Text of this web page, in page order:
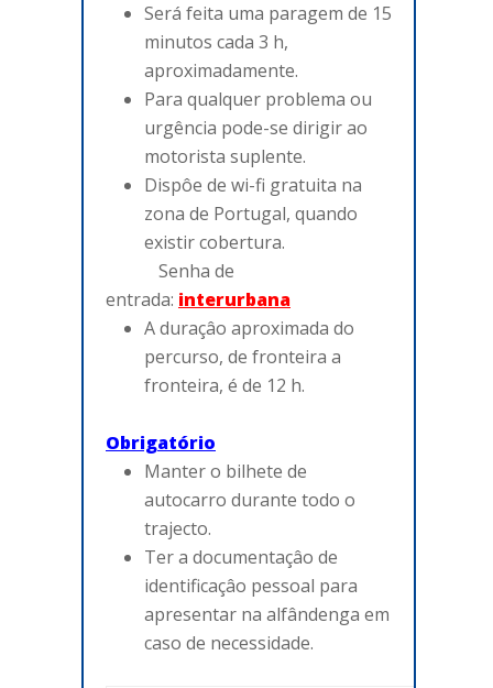
Será feita uma paragem de 15
minutos cada 3 h,
aproximadamente.
Para qualquer problema ou
urgência pode-se dirigir ao
motorista suplente.
Dispôe de wi-fi gratuita na
zona de Portugal, quando
existir cobertura.
Senha de
entrada: interurbana
A duraçâo aproximada do
percurso, de fronteira a
fronteira, é de 12 h.
Obrigatório
Manter o bilhete de
autocarro durante todo o
trajecto.
Ter a documentaçâo de
identificaçâo pessoal para
apresentar na alfândenga em
caso de necessidade.